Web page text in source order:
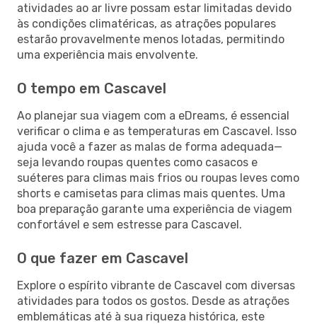
atividades ao ar livre possam estar limitadas devido
às condições climatéricas, as atrações populares
estarão provavelmente menos lotadas, permitindo
uma experiência mais envolvente.
O tempo em Cascavel
Ao planejar sua viagem com a eDreams, é essencial
verificar o clima e as temperaturas em Cascavel. Isso
ajuda você a fazer as malas de forma adequada—
seja levando roupas quentes como casacos e
suéteres para climas mais frios ou roupas leves como
shorts e camisetas para climas mais quentes. Uma
boa preparação garante uma experiência de viagem
confortável e sem estresse para Cascavel.
O que fazer em Cascavel
Explore o espírito vibrante de Cascavel com diversas
atividades para todos os gostos. Desde as atrações
emblemáticas até à sua riqueza histórica, este